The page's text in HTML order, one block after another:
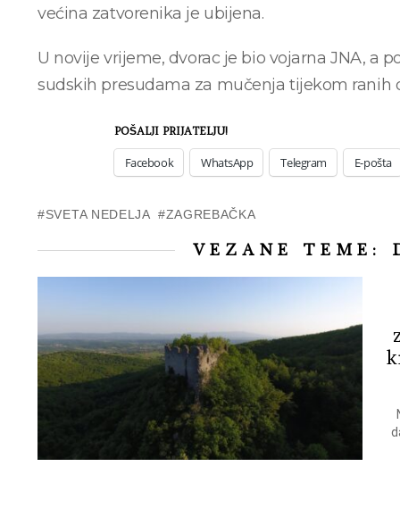
većina zatvorenika je ubijena.
U novije vrijeme, dvorac je bio vojarna JNA, a
sudskih presudama za mučenja tijekom ranih
POŠALJI PRIJATELJU!
Facebook WhatsApp Telegram E-pošta
SVETA NEDELJA ZAGREBAČKA
VEZANE TEME: